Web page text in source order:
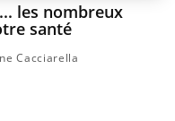
les nombreux
santé
Cacciarella